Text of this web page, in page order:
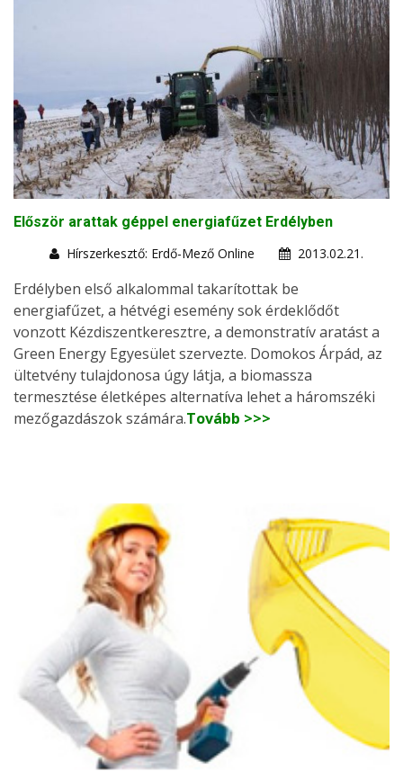
Először arattak géppel energiafűzet Erdélyben
Hírszerkesztő: Erdő-Mező Online
2013.02.21.
Erdélyben első alkalommal takarítottak be
energiafűzet, a hétvégi esemény sok érdeklődőt
vonzott Kézdiszentkeresztre, a demonstratív aratást a
Green Energy Egyesület szervezte. Domokos Árpád, az
ültetvény tulajdonosa úgy látja, a biomassza
termesztése életképes alternatíva lehet a háromszéki
mezőgazdászok számára.Tovább >>>